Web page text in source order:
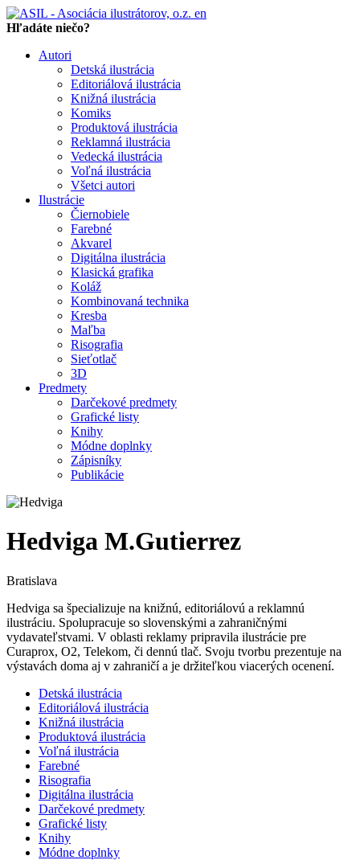
en
Hľadáte niečo?
Autori
Detská ilustrácia
Editoriálová ilustrácia
Knižná ilustrácia
Komiks
Produktová ilustrácia
Reklamná ilustrácia
Vedecká ilustrácia
Voľná ilustrácia
Všetci autori
Ilustrácie
Čiernobiele
Farebné
Akvarel
Digitálna ilustrácia
Klasická grafika
Koláž
Kombinovaná technika
Kresba
Maľba
Risografia
Sieťotlač
3D
Predmety
Darčekové predmety
Grafické listy
Knihy
Módne doplnky
Zápisníky
Publikácie
Hedviga M.Gutierrez
Bratislava
Hedviga sa špecializuje na knižnú, editoriálovú a reklamnú
ilustráciu. Spolupracuje so slovenskými a zahraničnými
vydavateľstvami. V oblasti reklamy pripravila ilustrácie pre
Curaprox, O2, Telekom, či dennú tlač. Svoju tvorbu prezentuje na
výstavách doma aj v zahraničí a je držiteľkou viacerých ocenení.
Detská ilustrácia
Editoriálová ilustrácia
Knižná ilustrácia
Produktová ilustrácia
Voľná ilustrácia
Farebné
Risografia
Digitálna ilustrácia
Darčekové predmety
Grafické listy
Knihy
Módne doplnky